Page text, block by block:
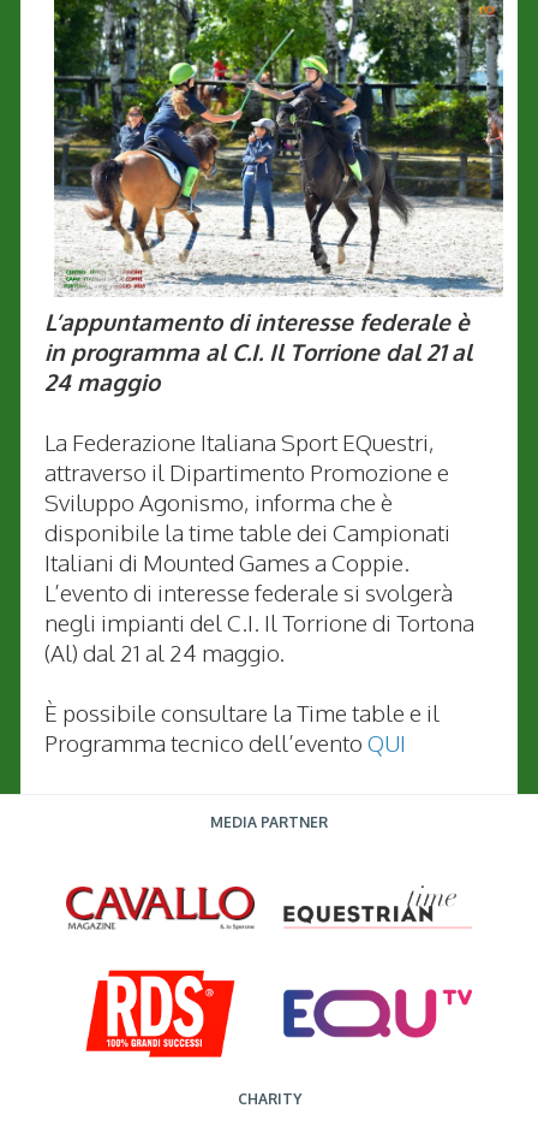
L’appuntamento di interesse federale è
in programma al C.I. Il Torrione dal 21 al
24 maggio
La Federazione Italiana Sport EQuestri,
attraverso il Dipartimento Promozione e
Sviluppo Agonismo, informa che è
disponibile la time table dei Campionati
Italiani di Mounted Games a Coppie.
L’evento di interesse federale si svolgerà
negli impianti del C.I. Il Torrione di Tortona
(Al) dal 21 al 24 maggio.
È possibile consultare la Time table e il
Programma tecnico dell’evento QUI
MEDIA PARTNER
CHARITY